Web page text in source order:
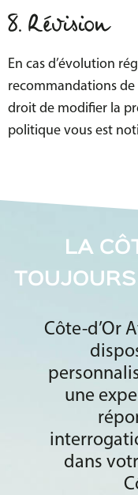
8. Révision
En cas d’évolution
recommandations de
droit de modifier la
politique vous est
LA
Côte-d’Or
une
dans